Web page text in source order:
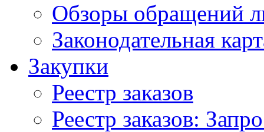
Обзоры обращений
Законодательная
Закупки
Реестр заказов
Реестр заказов: